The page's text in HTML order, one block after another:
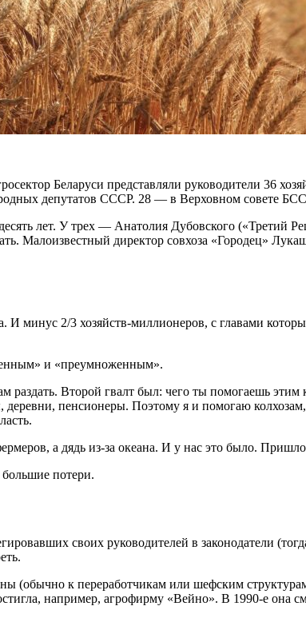
Беларуси представляли руководители 36
депутатов СССР. 28 — в Верховном совете
лет. У трех — Анатолия Дубовского («Третий
Малоизвестный директор совхоза «Городец»
минус 2/3 хозяйств-миллионеров, с главами
и «преумноженным».
раздать. Второй гвалт был: чего ты помогаешь
пенсионеры. Поэтому я и помогаю
а дядь из-за океана. И у нас это было.
потери.
своих руководителей в законодатели
(обычно к переработчикам или шефским
например, агрофирму «Вейно». В 1990-е она